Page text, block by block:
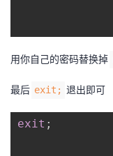
用你自己的密码替换掉
最后 exit; 退出即可
exit ;